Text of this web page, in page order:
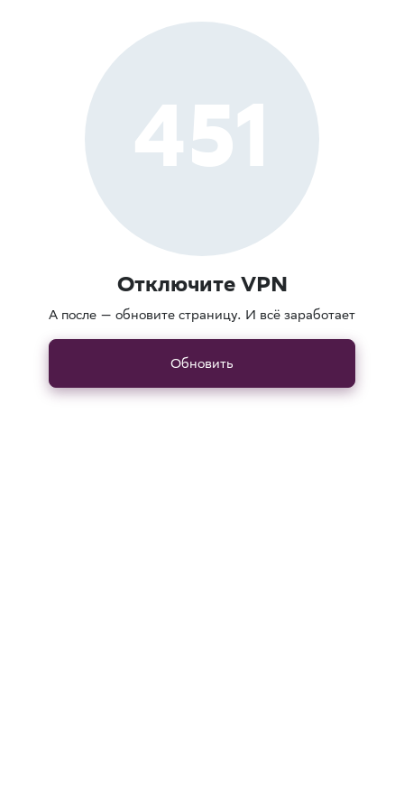
451
Отключите VPN
А после — обновите страницу. И всё заработает
Обновить